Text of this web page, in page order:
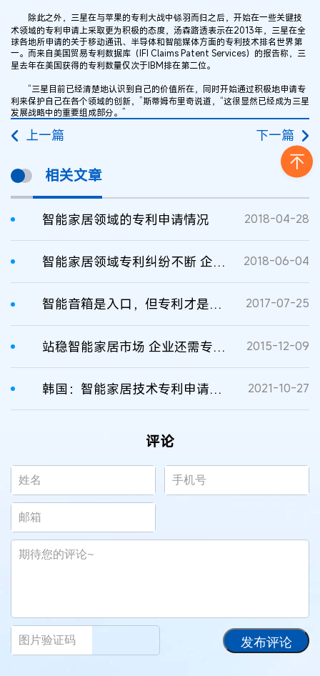
除此之外，三星在与苹果的专利大战中铩羽而归之后，开始在一些关键技
术领域的专利申请上采取更为积极的态度，汤森路透表示在2013年，三星在全
球各地所申请的关于移动通讯、半导体和智能媒体方面的专利技术排名世界第
一。而来自美国贸易专利数据库（IFI Claims Patent Services）的报告称，三
星去年在美国获得的专利数量仅次于IBM排在第二位。
“三星目前已经清楚地认识到自己的价值所在，同时开始通过积极地申请专
利来保护自己在各个领域的创新，”斯蒂姆布里奇说道，“这很显然已经成为三星
发展战略中的重要组成部分。”
上一篇 下一篇
相关文章
智能家居领域的专利申请情况 2018-04-28
智能家居领域专利纠纷不断 企业如何应战？ 2018-06-04
智能音箱是入口，但专利才是苹果智能家居的杀手锏 2017-07-25
站稳智能家居市场 企业还需专利保护 2015-12-09
韩国：智能家居技术专利申请数量逐年增加 2021-10-27
评论
发布评论